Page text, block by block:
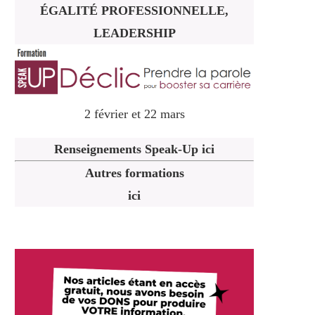
ÉGALITÉ PROFESSIONNELLE,
LEADERSHIP
2 février et 22 mars
Renseignements Speak-Up ici
Autres formations
ici